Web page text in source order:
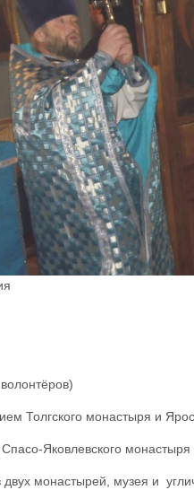
Толгского монастыря и
Яковлевского
монастырей, музея и